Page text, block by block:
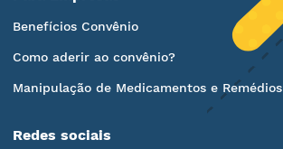
Benefícios Convênio
Como aderir ao convênio?
Manipulação de Medicamentos e Remédios
Redes sociais